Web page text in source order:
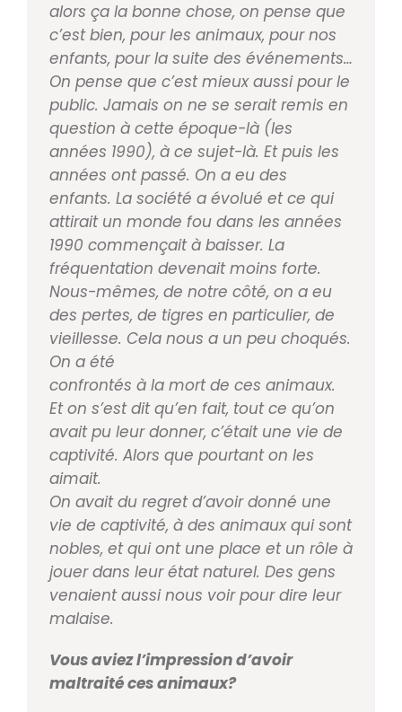
alors ça la bonne chose, on pense que
c’estbien, pour les animaux, pour nos
enfants, pour la suite des événements…
On pense que c’est mieuxaussi pour le
public. Jamais on ne se serait remis en
question à cette époque-­là (les
années 1990), à ce sujet-­là. Et puis les
années ont passé. On a eu des
enfants. La société a évolué et ce qui
attirait un monde fou dans les années
1990 commençait à baisser. La
fréquentation devenait moins forte.
Nous­-mêmes, de notre côté, on a eu
des pertes, de tigres en particulier, de
vieillesse. Cela nous a un peu choqués.
On a été
confrontés à la mort de ces animaux.
Et on s’est ditqu’en fait, tout ce qu’on
avait pu leur donner, c’était une vie de
captivité. Alors que pourtant on les
aimait.
On avait du regret d’avoir donné une
vie de captivité, à des animaux qui sont
nobles, et qui ont une place et un rôle à
jouer dans leur état naturel. Des gens
venaient aussi nous voir pour dire leur
malaise.
Vous aviez l’impression d’avoir
maltraité ces animaux?